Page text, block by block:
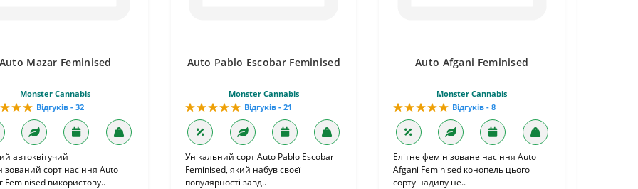
Auto Mazar Feminised
Monster Cannabis
Відгуків - 32
автоквітучий
сорт насіння Auto
Feminised використову..
Auto Pablo Escobar Feminised
Monster Cannabis
Відгуків - 21
Унікальний сорт Auto Pablo Escobar
Feminised, який набув своєї
популярності завд..
Auto Afgani Feminised
Monster Cannabis
Відгуків - 8
Елітне фемінізоване насіння Auto
Afgani Feminised конопель цього
сорту надиву не..